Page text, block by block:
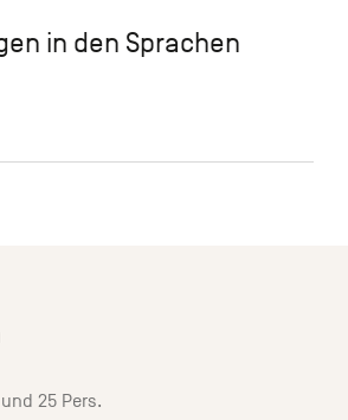
in den Sprachen
25 Pers.